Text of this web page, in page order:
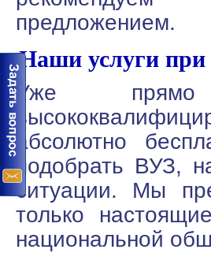
предложением.
Наши услуги при
Уже
абсолютно
подобрать ВУЗ,
ситуации. Мы
только
национальной